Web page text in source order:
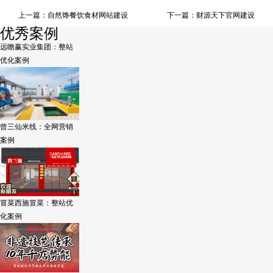
上一篇： 自然馋餐饮食材网站建设 下一篇： 财源天下官网建设
优秀案例
远瞻赢实业集团：整站
优化案例
曾三仙米线：全网营销
案例
冒菜西施冒菜：整站优
化案例